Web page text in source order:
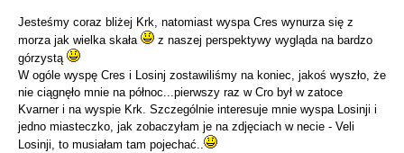
Jesteśmy coraz bliżej Krk, natomiast wyspa Cres wynurza się z
morza jak wielka skała
z naszej perspektywy wygląda na bardzo
górzystą
W ogóle wyspę Cres i Losinj zostawiliśmy na koniec, jakoś wyszło, że
nie ciągnęło mnie na północ...pierwszy raz w Cro był w zatoce
Kvarner i na wyspie Krk. Szczególnie interesuje mnie wyspa Losinji i
jedno miasteczko, jak zobaczyłam je na zdjęciach w necie - Veli
Losinji, to musiałam tam pojechać..